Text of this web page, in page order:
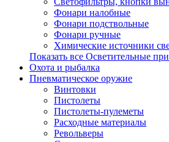
Фонари налобные
Фонари подствольные
Фонари ручные
Химические источники
Показать все Осветительные
Охота и рыбалка
Пневматическое оружие
Винтовки
Пистолеты
Пистолеты-пулеметы
Расходные материалы
Револьверы